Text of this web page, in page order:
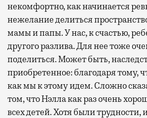
некомфортно, как начинается
нежелание делиться
мамы и папы. У нас, к счастью,
другого разлива. Для нее тоже
поделиться. Может быть,
приобретенное: благодаря тому,
как мы к этому идем. Сложно
том, что Нэлла как раз очень
всех детей. Хотя были трудности,